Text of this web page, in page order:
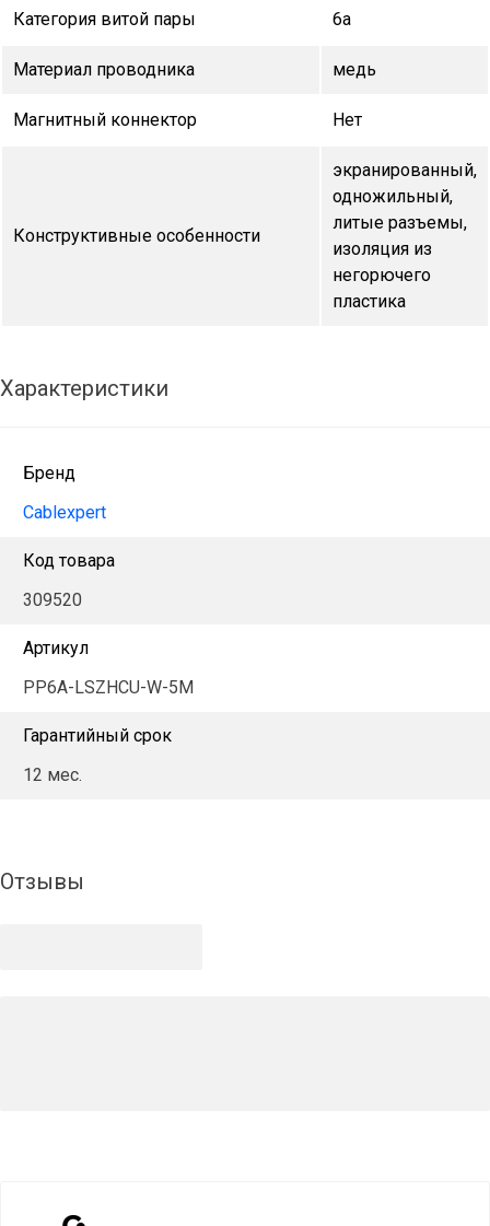
Категория витой пары 6a
Материал проводника медь
Магнитный коннектор Нет
Конструктивные особенности
экранированный,
одножильный,
литые разъемы,
изоляция из
негорючего
пластика
Характеристики
Бренд
Cablexpert
Код товара
309520
Артикул
PP6A-LSZHCU-W-5M
Гарантийный срок
12 мес.
Отзывы